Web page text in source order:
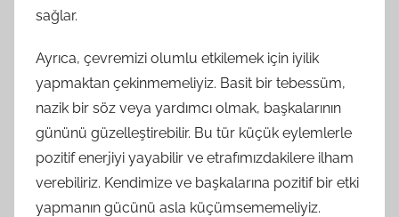
sağlar.
Ayrıca, çevremizi olumlu etkilemek için iyilik
yapmaktan çekinmemeliyiz. Basit bir tebessüm,
nazik bir söz veya yardımcı olmak, başkalarının
gününü güzelleştirebilir. Bu tür küçük eylemlerle
pozitif enerjiyi yayabilir ve etrafımızdakilere ilham
verebiliriz. Kendimize ve başkalarına pozitif bir etki
yapmanın gücünü asla küçümsememeliyiz.